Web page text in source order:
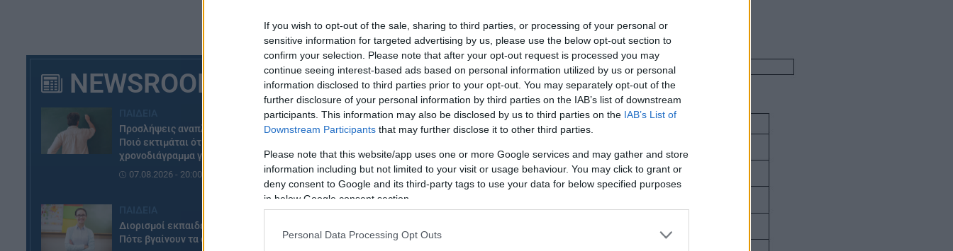
If you wish to opt-out of the sale, sharing to third parties, or processing of your personal or
sensitive information for targeted advertising by us, please use the below opt-out section to
confirm your selection. Please note that after your opt-out request is processed you may
continue seeing interest-based ads based on personal information utilized by us or personal
information disclosed to third parties prior to your opt-out. You may separately opt-out of the
further disclosure of your personal information by third parties on the IAB’s list of downstream
participants. This information may also be disclosed by us to third parties on the IAB’s List of
Downstream Participants that may further disclose it to other third parties.
Please note that this website/app uses one or more Google services and may gather and store
information including but not limited to your visit or usage behaviour. You may click to grant or
deny consent to Google and its third-party tags to use your data for below specified purposes
in below Google consent section.
Personal Data Processing Opt Outs
NEWSROOM
Προσλήψεις αναπληρωτών:
Ποιό εκτιμάται ότι θα είναι το
χρονοδιάγραμμα για φέτος
07.08.2026 - 20:00
Διορισμοί εκπαιδευτικών:
Πότε βγαίνουν τα ονόματα